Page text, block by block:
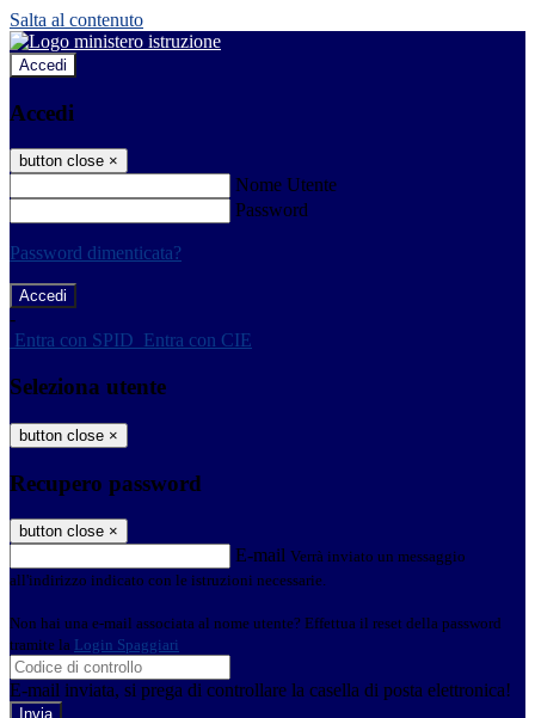
Salta al contenuto
Accedi
Accedi
button close ×
Nome Utente
Password
Password dimenticata?
-
Entra con SPID Entra con CIE
Seleziona utente
button close ×
Recupero password
button close ×
E-mail Verrà inviato un messaggio
all'indirizzo indicato con le istruzioni necessarie.
Non hai una e-mail associata al nome utente? Effettua il reset della password
tramite la Login Spaggiari
E-mail inviata, si prega di controllare la casella di posta elettronica!